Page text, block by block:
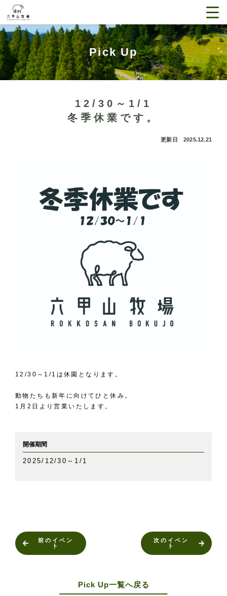
Pick Up
12/30～1/1
冬季休業です。
更新日 2025.12.21
12/30～1/1は休園となります。
動物たちも新年に向けてひと休み。
1月2日より営業いたします。
開催期間
2025/12/30～1/1
前のイベン
ト
Pick Up一覧へ戻る
次のイベン
ト